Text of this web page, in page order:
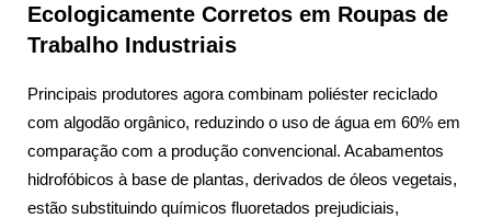
Ecologicamente Corretos em Roupas de
Trabalho Industriais
Principais produtores agora combinam poliéster reciclado
com algodão orgânico, reduzindo o uso de água em 60% em
comparação com a produção convencional. Acabamentos
hidrofóbicos à base de plantas, derivados de óleos vegetais,
estão substituindo químicos fluoretados prejudiciais,